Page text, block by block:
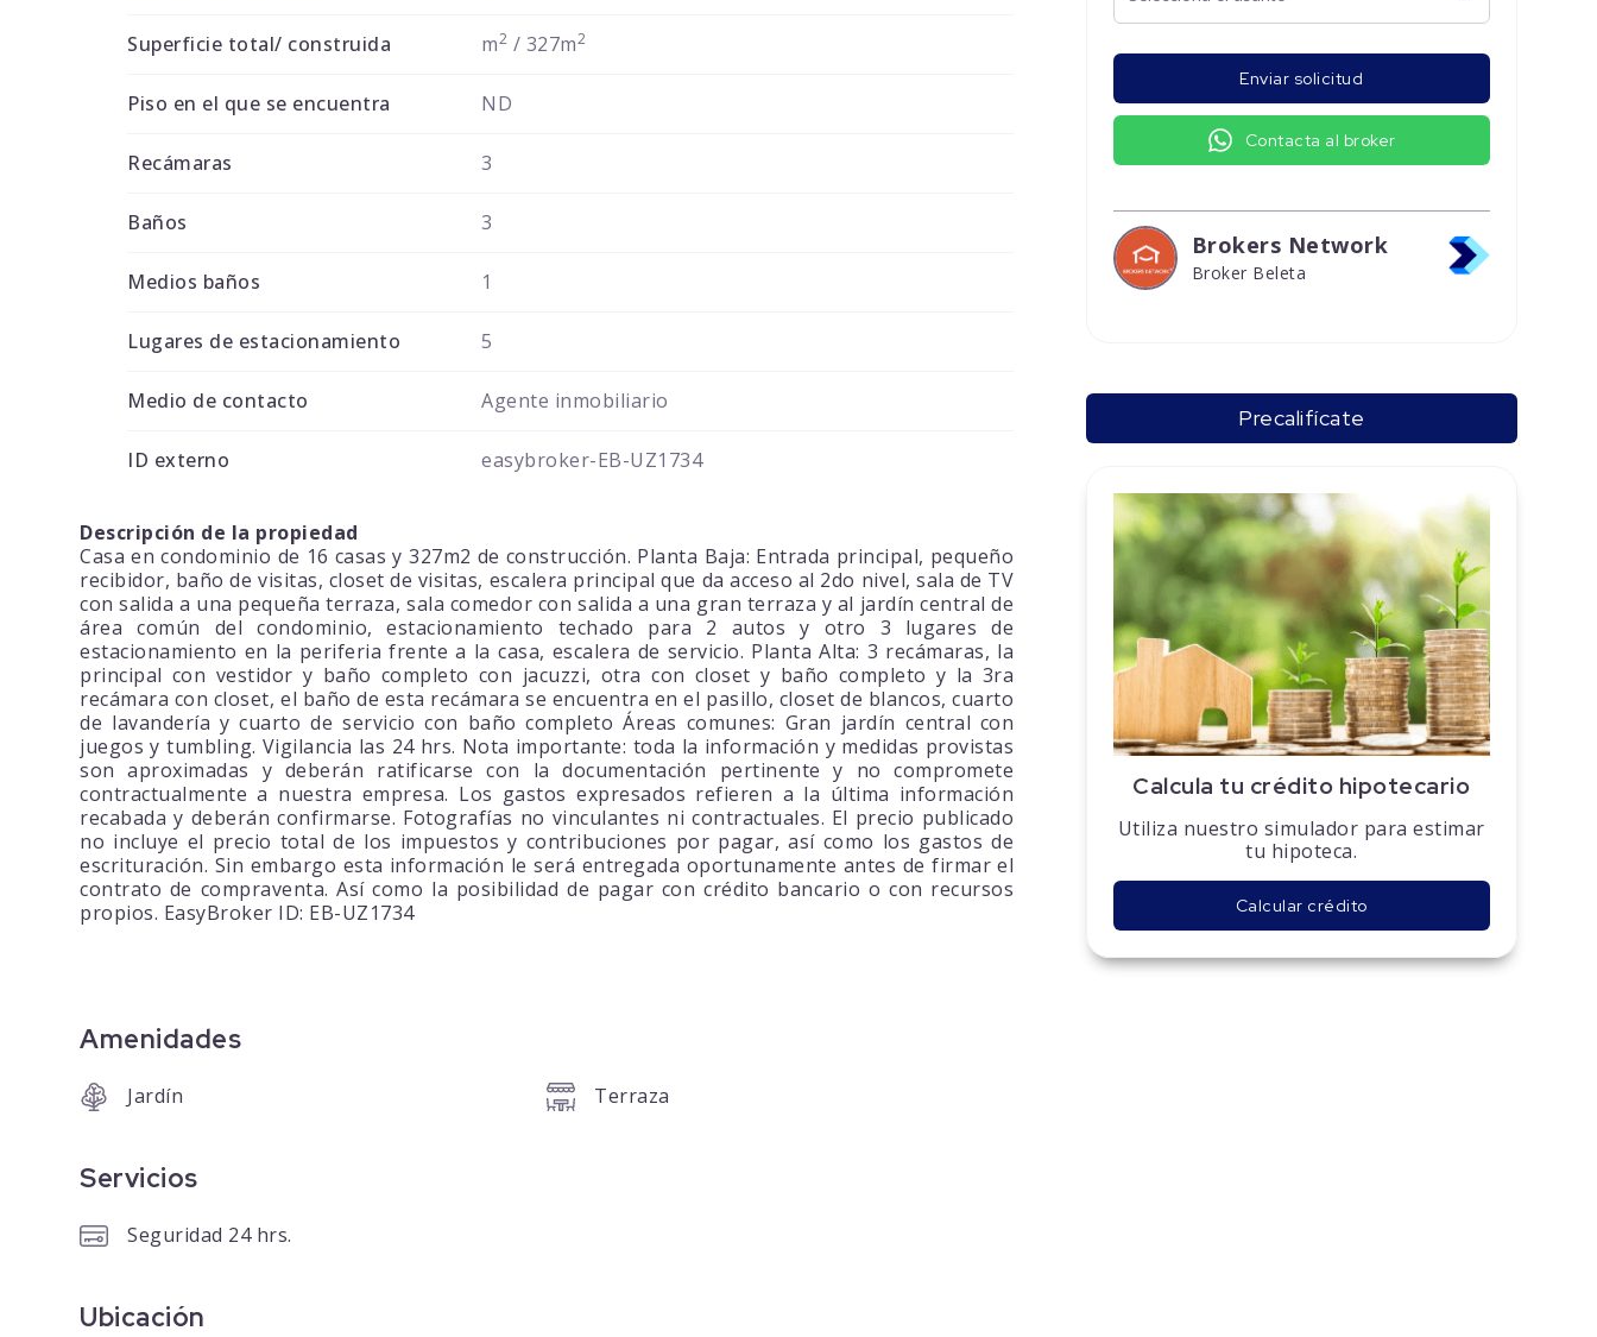
Superficie total/ construida m2 / 327m2
Piso en el que se encuentra ND
Recámaras 3
Baños 3
Medios baños 1
Lugares de estacionamiento 5
Medio de contacto Agente inmobiliario
ID externo easybroker-EB-UZ1734
Descripción de la propiedad
Casa en condominio de 16 casas y 327m2 de construcción. Planta Baja: Entrada principal, pequeño
recibidor, baño de visitas, closet de visitas, escalera principal que da acceso al 2do nivel, sala de TV
con salida a una pequeña terraza, sala comedor con salida a una gran terraza y al jardín central de
área común del condominio, estacionamiento techado para 2 autos y otro 3 lugares de
estacionamiento en la periferia frente a la casa, escalera de servicio. Planta Alta: 3 recámaras, la
principal con vestidor y baño completo con jacuzzi, otra con closet y baño completo y la 3ra
recámara con closet, el baño de esta recámara se encuentra en el pasillo, closet de blancos, cuarto
de lavandería y cuarto de servicio con baño completo Áreas comunes: Gran jardín central con
juegos y tumbling. Vigilancia las 24 hrs. Nota importante: toda la información y medidas provistas
son aproximadas y deberán ratificarse con la documentación pertinente y no compromete
contractualmente a nuestra empresa. Los gastos expresados refieren a la última información
recabada y deberán confirmarse. Fotografías no vinculantes ni contractuales. El precio publicado
no incluye el precio total de los impuestos y contribuciones por pagar, así como los gastos de
escrituración. Sin embargo esta información le será entregada oportunamente antes de firmar el
contrato de compraventa. Así como la posibilidad de pagar con crédito bancario o con recursos
propios. EasyBroker ID: EB-UZ1734
Enviar solicitud
Contacta al broker
Brokers Network
Broker Beleta
Precalifícate
Calcula tu crédito hipotecario
Utiliza nuestro simulador para estimar
tu hipoteca.
Calcular crédito
Amenidades
Jardín Terraza
Servicios
Seguridad 24 hrs.
Ubicación